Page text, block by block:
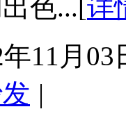
色...[详
11月03
|